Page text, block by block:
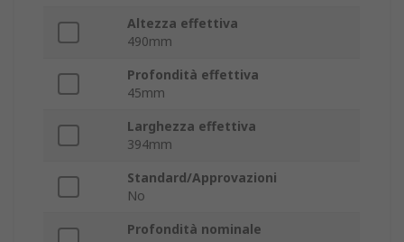
Altezza effettiva
490mm
Profondità effettiva
45mm
Larghezza effettiva
394mm
Standard/Approvazioni
No
Profondità nominale